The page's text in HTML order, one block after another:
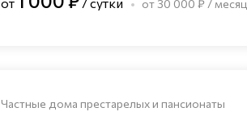
от 30 000 ₽ / месяц
Частные дома престарелых и пансионаты